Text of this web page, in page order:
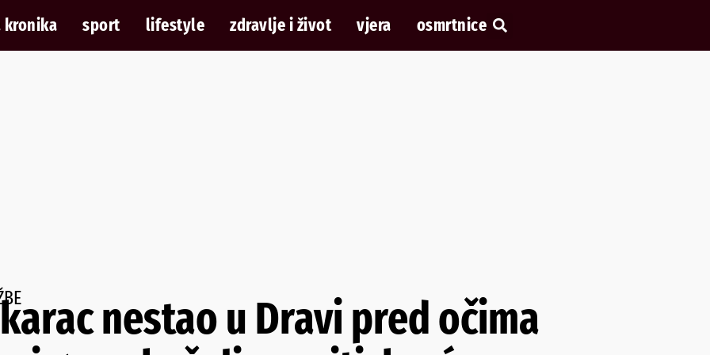
kronika sport lifestyle zdravlje i život vjera osmrtnice
nestao u Dravi pred očima